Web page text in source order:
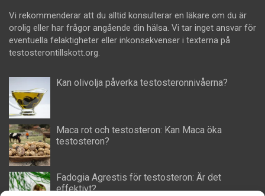
Vi rekommenderar att du alltid konsulterar en läkare om du är
orolig eller har frågor angående din hälsa. Vi tar inget ansvar för
eventuella felaktigheter eller inkonsekvenser i texterna på
testosterontillskott.org.
Kan olivolja påverka testosteronnivåerna?
Maca rot och testosteron: Kan Maca öka
testosteron?
Fadogia Agrestis för testosteron: Är det
effektivt?